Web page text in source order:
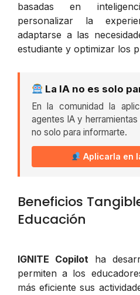
basadas en
personalizar la
adaptarse a las
estudiante y optimizar los
La IA no es solo
En la comunidad la
agentes IA y
no solo para informarte.
Aplicarla en
Beneficios
Educación
IGNITE Copilot ha
permiten a los
más eficiente sus